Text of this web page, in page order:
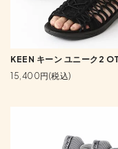
KEEN キーン ユニーク2
15,400円(税込)